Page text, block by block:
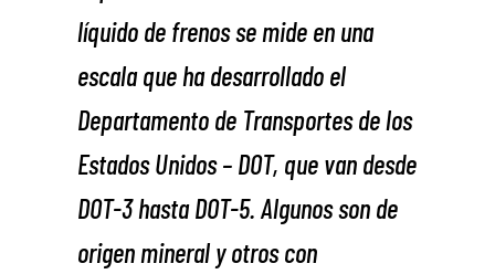
líquido de frenos se mide en una
escala que ha desarrollado el
Departamento de Transportes de los
Estados Unidos – DOT, que van desde
DOT-3 hasta DOT-5. Algunos son de
origen mineral y otros con